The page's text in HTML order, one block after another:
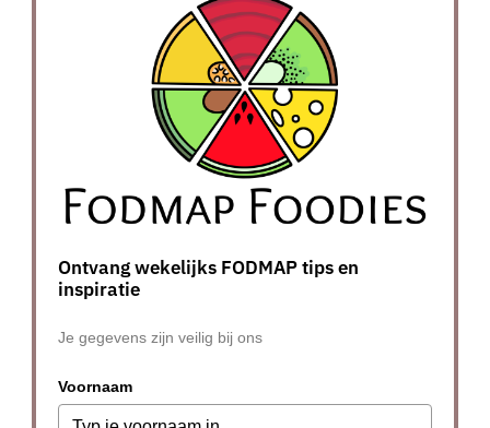
Ontvang wekelijks FODMAP tips en
inspiratie
Je gegevens zijn veilig bij ons
Voornaam